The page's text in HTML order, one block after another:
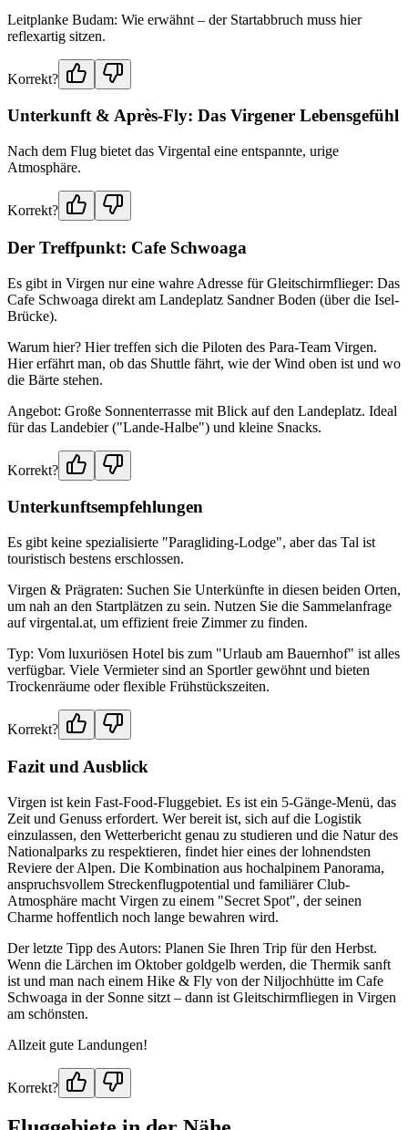
Leitplanke Budam: Wie erwähnt – der Startabbruch muss hier
reflexartig sitzen.
Korrekt?
Unterkunft & Après-Fly: Das Virgener Lebensgefühl
Nach dem Flug bietet das Virgental eine entspannte, urige
Atmosphäre.
Korrekt?
Der Treffpunkt: Cafe Schwoaga
Es gibt in Virgen nur eine wahre Adresse für Gleitschirmflieger: Das
Cafe Schwoaga direkt am Landeplatz Sandner Boden (über die Isel-
Brücke).
Warum hier? Hier treffen sich die Piloten des Para-Team Virgen.
Hier erfährt man, ob das Shuttle fährt, wie der Wind oben ist und wo
die Bärte stehen.
Angebot: Große Sonnenterrasse mit Blick auf den Landeplatz. Ideal
für das Landebier ("Lande-Halbe") und kleine Snacks.
Korrekt?
Unterkunftsempfehlungen
Es gibt keine spezialisierte "Paragliding-Lodge", aber das Tal ist
touristisch bestens erschlossen.
Virgen & Prägraten: Suchen Sie Unterkünfte in diesen beiden Orten,
um nah an den Startplätzen zu sein. Nutzen Sie die Sammelanfrage
auf virgental.at, um effizient freie Zimmer zu finden.
Typ: Vom luxuriösen Hotel bis zum "Urlaub am Bauernhof" ist alles
verfügbar. Viele Vermieter sind an Sportler gewöhnt und bieten
Trockenräume oder flexible Frühstückszeiten.
Korrekt?
Fazit und Ausblick
Virgen ist kein Fast-Food-Fluggebiet. Es ist ein 5-Gänge-Menü, das
Zeit und Genuss erfordert. Wer bereit ist, sich auf die Logistik
einzulassen, den Wetterbericht genau zu studieren und die Natur des
Nationalparks zu respektieren, findet hier eines der lohnendsten
Reviere der Alpen. Die Kombination aus hochalpinem Panorama,
anspruchsvollem Streckenflugpotential und familiärer Club-
Atmosphäre macht Virgen zu einem "Secret Spot", der seinen
Charme hoffentlich noch lange bewahren wird.
Der letzte Tipp des Autors: Planen Sie Ihren Trip für den Herbst.
Wenn die Lärchen im Oktober goldgelb werden, die Thermik sanft
ist und man nach einem Hike & Fly von der Niljochhütte im Cafe
Schwoaga in der Sonne sitzt – dann ist Gleitschirmfliegen in Virgen
am schönsten.
Allzeit gute Landungen!
Korrekt?